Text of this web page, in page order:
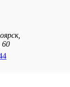
,
60